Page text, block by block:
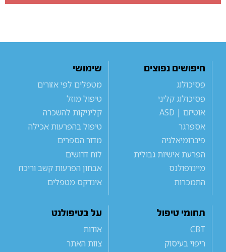
חיפושים נפוצים
פסיכולוג
פסיכולוג קליני
אוטיזם | ASD
אספרגר
פיברומיאלגיה
הפרעת אישיות גבולית
מיינדפולנס
התמכרות
שימושי
מטפלים לפי אזורים
טיפול מוזל
קליניקות להשכרה
טיפול בהפרעות אכילה
מדור הספרים
לוח דרושים
אבחון הפרעות קשב וריכוז
אינדקס מטפלים
תחומי טיפול
CBT
ריפוי בעיסוק
על בטיפולנט
אודות
צוות האתר